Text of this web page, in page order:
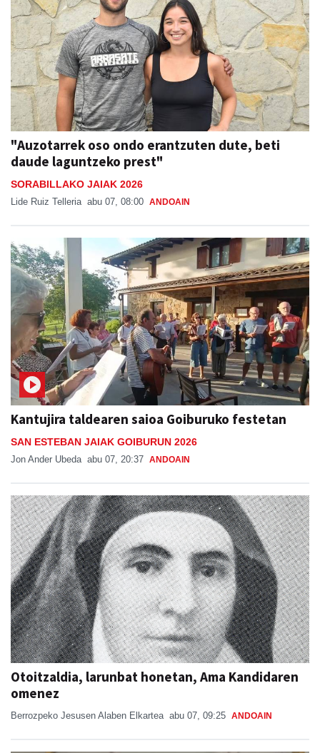
"Auzotarrek oso ondo erantzuten dute, beti
daude laguntzeko prest"
SORABILLAKO JAIAK 2026
Lide Ruiz Telleria abu 07, 08:00 ANDOAIN
Kantujira taldearen saioa Goiburuko festetan
SAN ESTEBAN JAIAK GOIBURUN 2026
Jon Ander Ubeda abu 07, 20:37 ANDOAIN
Otoitzaldia, larunbat honetan, Ama Kandidaren
omenez
Berrozpeko Jesusen Alaben Elkartea abu 07, 09:25 ANDOAIN